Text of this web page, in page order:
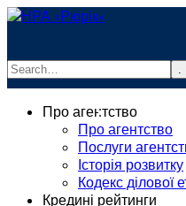
.
Про агентство
Про агентство
Послуги
Історія розвитку
Кодекс ділової
Кредині рейтинги